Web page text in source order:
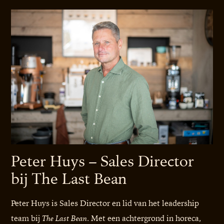
Peter Huys – Sales Director
bij The Last Bean
Peter Huys is Sales Director en lid van het leadership
team bij The Last Bean. Met een achtergrond in horeca,